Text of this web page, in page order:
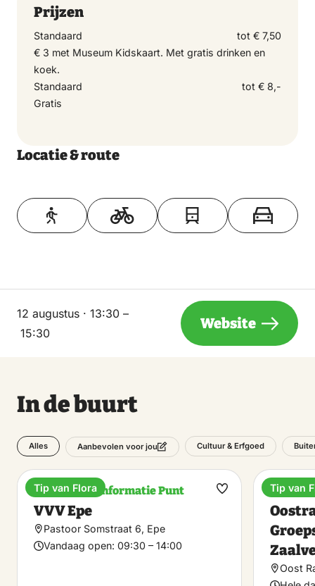
Prijzen
Standaard
tot € 7,50
€ 3 met Museum Kidskaart. Met gratis drinken en
koek.
Standaard
tot € 8,-
Gratis
Locatie & route
Toon op kaart
12 augustus · 13:30 –
15:30
Website
In de buurt
Alles Aanbevolen voor jou Cultuur & Erfgoed
Toeristisch Informatie Punt
VVV Epe
Pastoor Somstraat 6, Epe
Vandaag open: 09:30 – 14:00
Tip van Flora
Maak
Oost
Tip van